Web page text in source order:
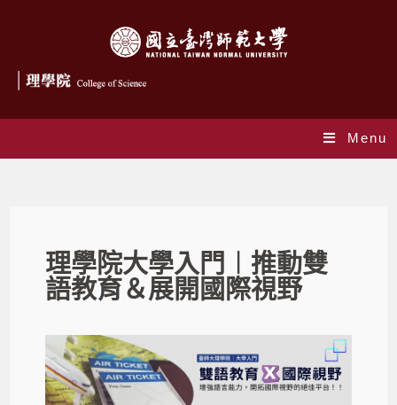
Menu
理學院大學入門︱推動雙
語教育＆展開國際視野